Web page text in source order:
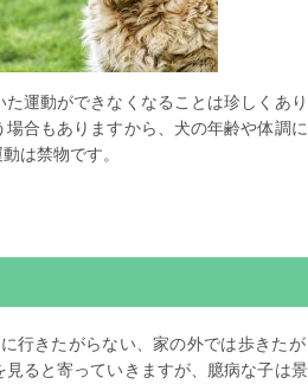
運動ができなくなることは珍しくあ
合もありますから、犬の年齢や体調
は禁物です。
行きたがらない、家の外では歩きた
ると寄っていきますが、臆病な子は